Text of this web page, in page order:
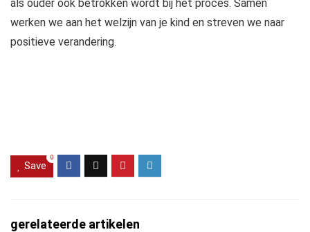
als ouder ook betrokken wordt bij het proces. Samen
werken we aan het welzijn van je kind en streven we naar
positieve verandering.
Save
0
gerelateerde artikelen